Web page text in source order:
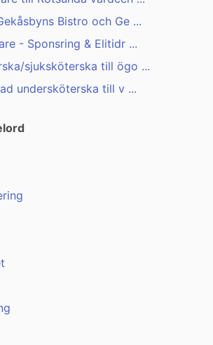
Bistro och Ge ...
- Sponsring & Elitidr ...
sjuksköterska till ögo ...
undersköterska till v ...